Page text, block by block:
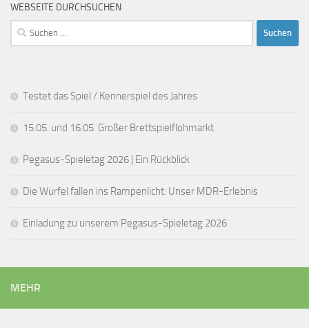
WEBSEITE DURCHSUCHEN
Suchen
nach:
Testet das Spiel / Kennerspiel des Jahres
15.05. und 16.05. Großer Brettspielflohmarkt
Pegasus-Spieletag 2026 | Ein Rückblick
Die Würfel fallen ins Rampenlicht: Unser MDR-Erlebnis
Einladung zu unserem Pegasus-Spieletag 2026
MEHR